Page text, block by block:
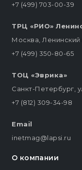
+7 (499) 703-00-39
ТРЦ «РИО»
Москва, Ленинский
+7 (499) 350-80-65
ТОЦ «Эврика»
Санкт-Петербург,
+7 (812) 309-34-98
Email
inetmag@lapsi.ru
О компании